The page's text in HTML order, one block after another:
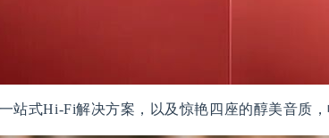
站式Hi-Fi解决方案，以及惊艳四座的醇美音质